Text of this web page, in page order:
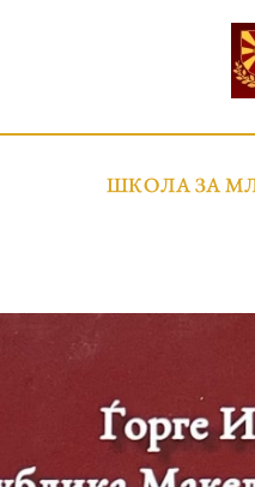
ШКОЛА ЗА